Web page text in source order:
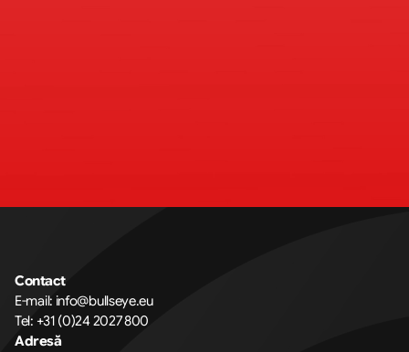
Contact
E-mail: info@bullseye.eu
Tel: +31 (0)24 2027 800
Adresă